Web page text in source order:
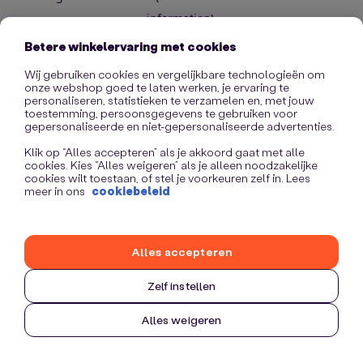
information).
Betere winkelervaring met cookies
Wij gebruiken cookies en vergelijkbare technologieën om
onze webshop goed te laten werken, je ervaring te
personaliseren, statistieken te verzamelen en, met jouw
toestemming, persoonsgegevens te gebruiken voor
gepersonaliseerde en niet-gepersonaliseerde advertenties.
Klik op “Alles accepteren” als je akkoord gaat met alle
cookies. Kies “Alles weigeren” als je alleen noodzakelijke
cookies wilt toestaan, of stel je voorkeuren zelf in. Lees
meer in ons cookiebeleid
Zelf instellen
Alles weigeren
Alles accepteren